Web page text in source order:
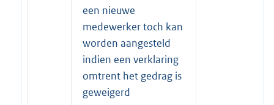
een nieuwe
medewerker toch kan
worden aangesteld
indien een verklaring
omtrent het gedrag is
geweigerd